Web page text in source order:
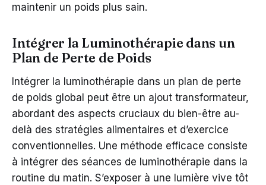
maintenir un poids plus sain.
Intégrer la Luminothérapie dans un
Plan de Perte de Poids
Intégrer la luminothérapie dans un plan de perte
de poids global peut être un ajout transformateur,
abordant des aspects cruciaux du bien-être au-
delà des stratégies alimentaires et d’exercice
conventionnelles. Une méthode efficace consiste
à intégrer des séances de luminothérapie dans la
routine du matin. S’exposer à une lumière vive tôt